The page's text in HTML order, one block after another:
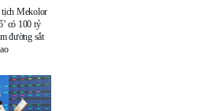
tịch Mekolor
có 100 tỷ
đường sắt